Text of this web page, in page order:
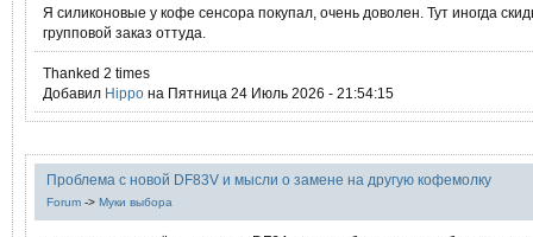
Я силиконовые у кофе сенсора покупал, очень доволен. Тут иногда
групповой заказ оттуда.
Thanked 2 times
Добавил Hippo на Пятница 24 Июль 2026 - 21:54:15
Проблема с новой DF83V и мысли о замене на другую кофемолку
Forum -> Муки выбора